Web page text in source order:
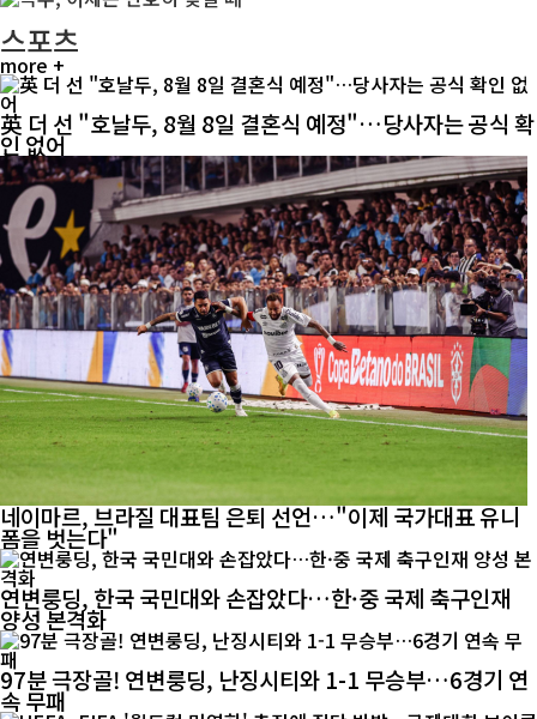
스포츠
more +
英 더 선 "호날두, 8월 8일 결혼식 예정"…당사자는 공식 확
인 없어
네이마르, 브라질 대표팀 은퇴 선언…"이제 국가대표 유니
폼을 벗는다"
연변룽딩, 한국 국민대와 손잡았다…한·중 국제 축구인재
양성 본격화
97분 극장골! 연변룽딩, 난징시티와 1-1 무승부…6경기 연
속 무패